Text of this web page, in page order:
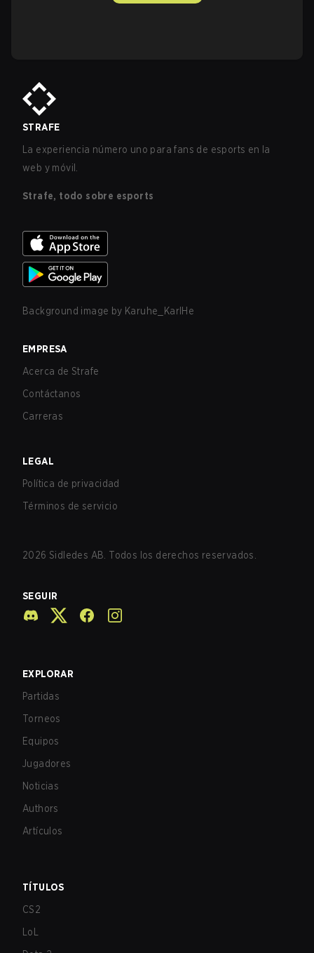
STRAFE
La experiencia número uno para fans de esports en la
web y móvil.
Strafe, todo sobre esports
Background image by Karuhe_KarlHe
EMPRESA
Acerca de Strafe
Contáctanos
Carreras
LEGAL
Política de privacidad
Términos de servicio
2026 Sidledes AB. Todos los derechos reservados.
SEGUIR
EXPLORAR
Partidas
Torneos
Equipos
Jugadores
Noticias
Authors
Artículos
TÍTULOS
CS2
LoL